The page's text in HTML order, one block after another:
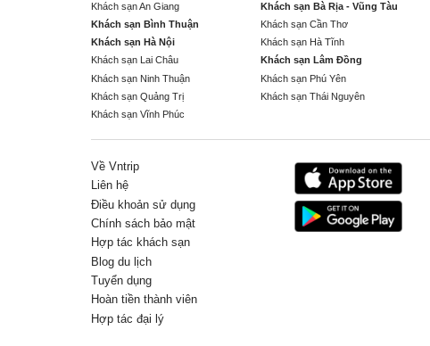
Khách sạn An Giang Khách sạn Bà Rịa - Vũng Tàu
Khách sạn Bình Thuận
Khách sạn Cần Thơ
Khách sạn Hà Nội
Khách sạn Hà Tĩnh
Khách sạn Lai Châu
Khách sạn Lâm Đồng
Khách sạn Ninh Thuận
Khách sạn Phú Yên
Khách sạn Quảng Trị
Khách sạn Thái Nguyên
Khách sạn Vĩnh Phúc
Về Vntrip
Liên hệ
Điều khoản sử dụng
Chính sách bảo mật
Hợp tác khách sạn
Blog du lịch
Tuyển dụng
Hoàn tiền thành viên
Hợp tác đại lý